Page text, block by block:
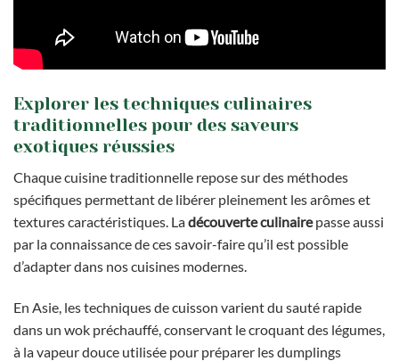
Explorer les techniques culinaires
traditionnelles pour des saveurs
exotiques réussies
Chaque cuisine traditionnelle repose sur des méthodes
spécifiques permettant de libérer pleinement les arômes et
textures caractéristiques. Ladécouverte culinairepasse aussi
par la connaissance de ces savoir-faire qu’il est possible
d’adapter dans nos cuisines modernes.
En Asie, les techniques de cuisson varient du sauté rapide
dans un wok préchauffé, conservant le croquant des légumes,
à la vapeur douce utilisée pour préparer les dumplings